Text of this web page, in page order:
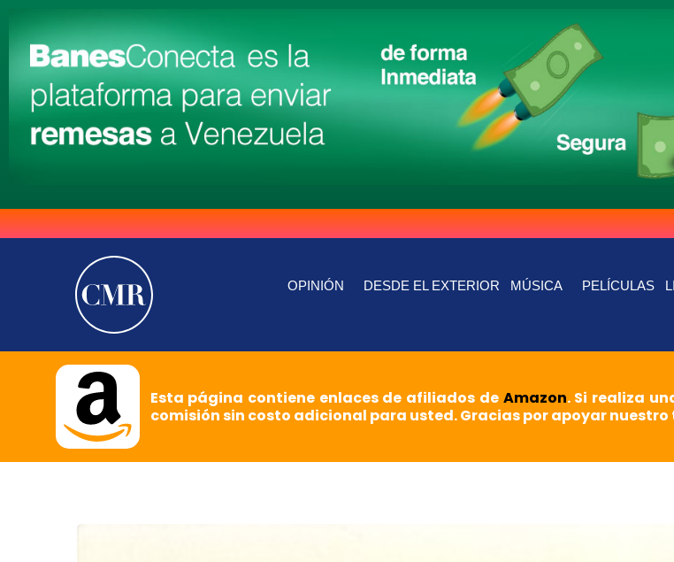
OPINIÓN DESDE EL EXTERIOR MÚSICA PELÍCULAS
Esta página contiene enlaces de afiliados de Amazon. Si realiza
comisión sin costo adicional para usted. Gracias por apoyar